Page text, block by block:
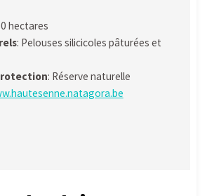
hectares
: Pelouses silicicoles pâturées et
: Réserve naturelle